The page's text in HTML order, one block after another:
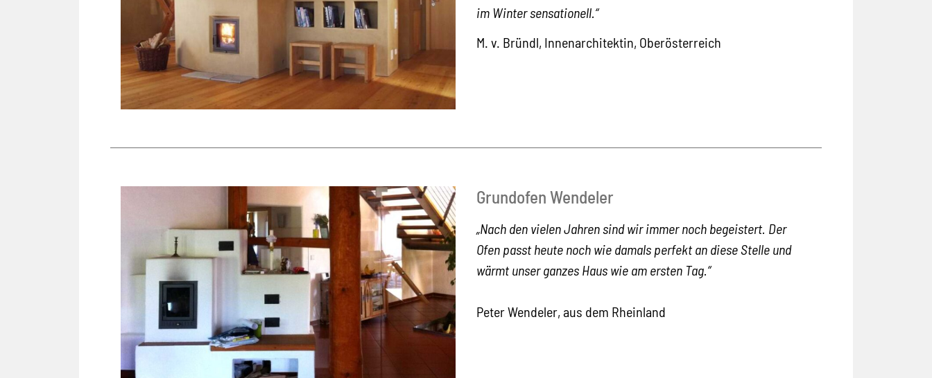
im Winter sensationell.“
M. v. Bründl, Innenarchitektin, Oberösterreich
Grundofen Wendeler
„Nach den vielen Jahren sind wir immer noch begeistert. Der
Ofen passt heute noch wie damals perfekt an diese Stelle und
wärmt unser ganzes Haus wie am ersten Tag.“
Peter Wendeler, aus dem Rheinland